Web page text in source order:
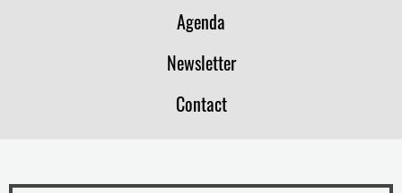
Agenda
Newsletter
Contact